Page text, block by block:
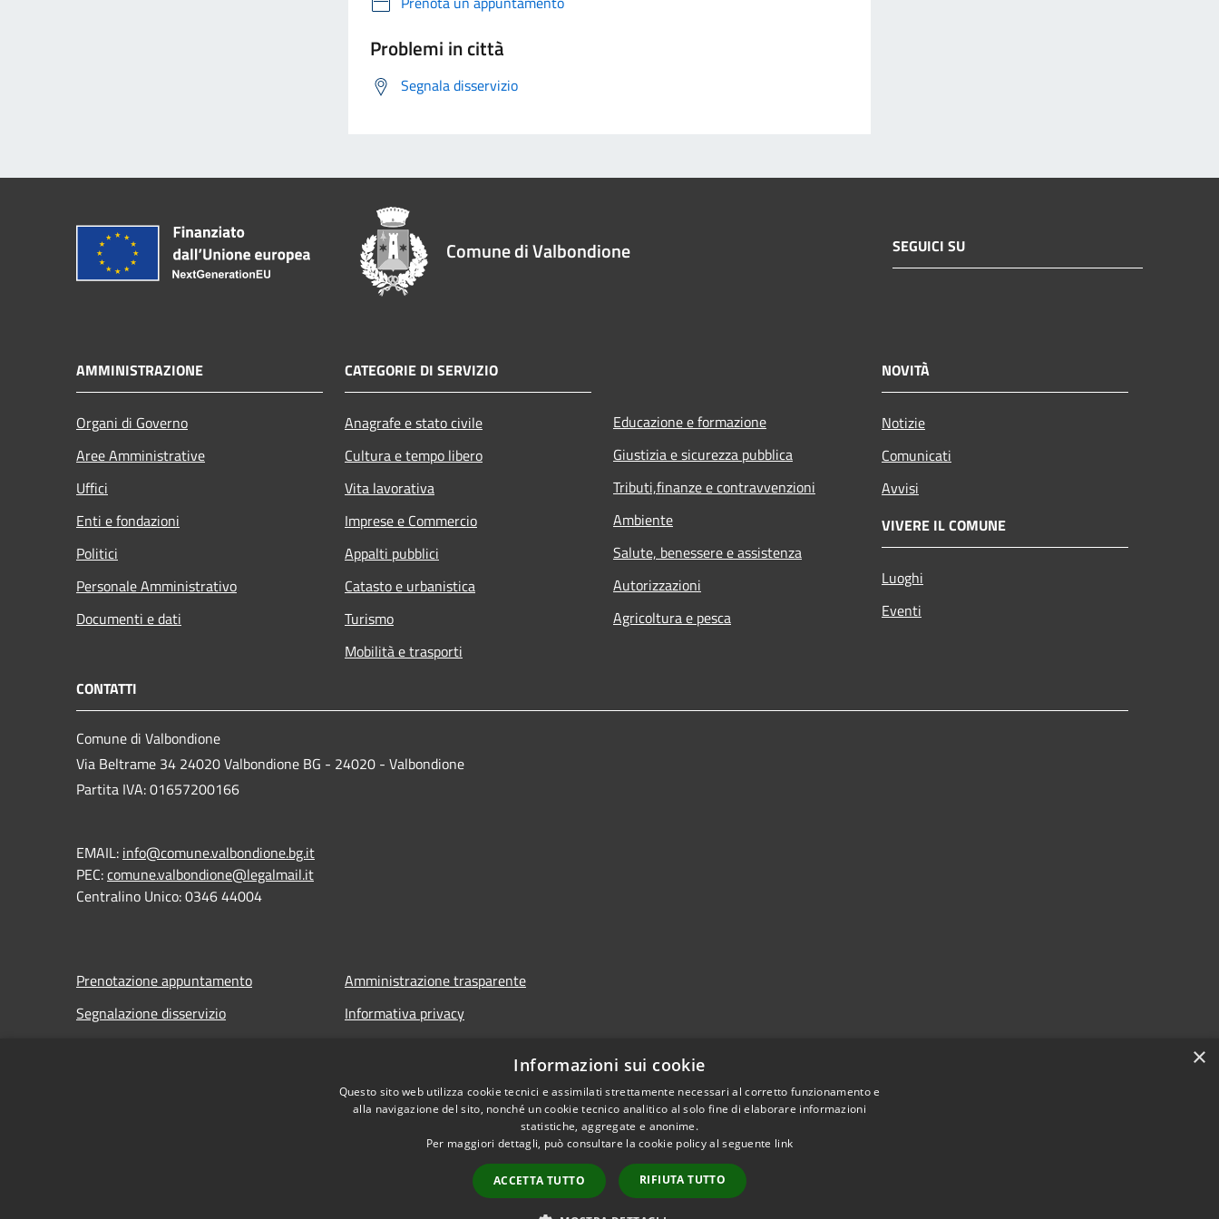
Problemi in città
Segnala disservizio
Comune di Valbondione SEGUICI SU
AMMINISTRAZIONE
Organi di Governo
Aree Amministrative
Uffici
Enti e fondazioni
Politici
Personale Amministrativo
Documenti e dati
CATEGORIE DI SERVIZIO
Anagrafe e stato civile
Cultura e tempo libero
Vita lavorativa
Imprese e Commercio
Appalti pubblici
Catasto e urbanistica
Turismo
Mobilità e trasporti
Educazione e formazione
Giustizia e sicurezza pubblica
Tributi,finanze e contravvenzioni
Ambiente
Salute, benessere e assistenza
Autorizzazioni
Agricoltura e pesca
NOVITÀ
Notizie
Comunicati
Avvisi
VIVERE IL COMUNE
Luoghi
Eventi
CONTATTI
Comune di Valbondione
Via Beltrame 34 24020 Valbondione BG - 24020 - Valbondione
Partita IVA: 01657200166
EMAIL: info@comune.valbondione.bg.it
PEC:comune.valbondione@legalmail.it
Centralino Unico: 0346 44004
Prenotazione appuntamento
Segnalazione disservizio
Amministrazione trasparente
Informativa privacy
Dichiarazione di accessibilità
Copyright © 2026 • Comune di Valbondione • Powered by
×
Informazioni sui cookie
Questo sito web utilizza cookie tecnici e assimilati strettamente necessari al corretto funzionamento e
alla navigazione del sito, nonché un cookie tecnico analitico al solo fine di elaborare informazioni
statistiche, aggregate e anonime.
Per maggiori dettagli, può consultare la cookie policy al seguente link
ACCETTA TUTTO RIFIUTA TUTTO